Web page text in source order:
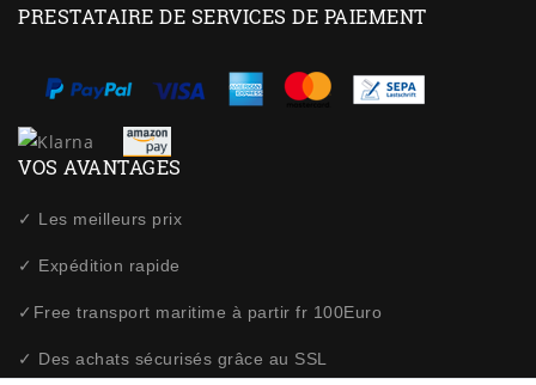
PRESTATAIRE DE SERVICES DE PAIEMENT
VOS AVANTAGES
✓ Les meilleurs prix
✓ Expédition rapide
✓Free transport maritime à partir fr 100Euro
✓ Des achats sécurisés grâce au SSL